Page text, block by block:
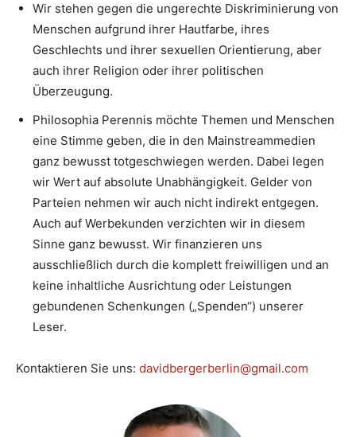
Wir stehen gegen die ungerechte Diskriminierung von
Menschen aufgrund ihrer Hautfarbe, ihres
Geschlechts und ihrer sexuellen Orientierung, aber
auch ihrer Religion oder ihrer politischen
Überzeugung.
Philosophia Perennis möchte Themen und Menschen
eine Stimme geben, die in den Mainstreammedien
ganz bewusst totgeschwiegen werden. Dabei legen
wir Wert auf absolute Unabhängigkeit. Gelder von
Parteien nehmen wir auch nicht indirekt entgegen.
Auch auf Werbekunden verzichten wir in diesem
Sinne ganz bewusst. Wir finanzieren uns
ausschließlich durch die komplett freiwilligen und an
keine inhaltliche Ausrichtung oder Leistungen
gebundenen Schenkungen („Spenden“) unserer
Leser.
Kontaktieren Sie uns: davidbergerberlin@gmail.com